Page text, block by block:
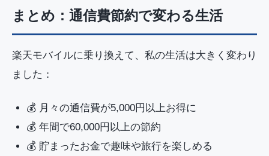
まとめ：通信費節約で変わる生活
楽天モバイルに乗り換えて、私の生活は大きく変わり
ました：
💰 月々の通信費が5,000円以上お得に
💰 年間で60,000円以上の節約
💰 貯まったお金で趣味や旅行を楽しめる